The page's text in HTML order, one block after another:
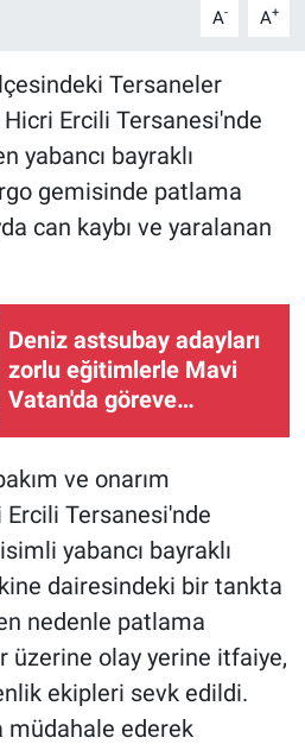
A- A+
Tersaneler
Ercili Tersanesi'nde
yabancı bayraklı
gemisinde patlama
can kaybı ve yaralanan
Deniz astsubay adayları
zorlu eğitimlerle Mavi
Vatan'da göreve
ve onarım
Ercili Tersanesi'nde
yabancı bayraklı
dairesindeki bir tankta
nedenle patlama
üzerine olay yerine itfaiye,
ekipleri sevk edildi.
müdahale ederek